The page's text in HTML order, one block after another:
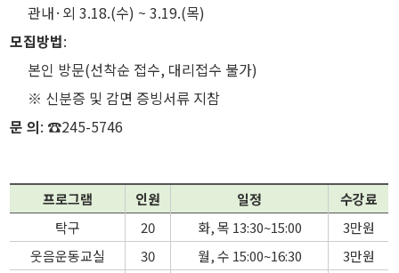
관내·외 3.18.(수) ~ 3.19.(목)
모집방법:
본인 방문(선착순 접수, 대리접수 불가)
※ 신분증 및 감면 증빙서류 지참
문 의: ☎245-5746
프로그램 인원 일정
수강료
탁구
20 화, 목 13:30~15:00
3만원
웃음운동교실
30 월, 수 15:00~16:30
3만원